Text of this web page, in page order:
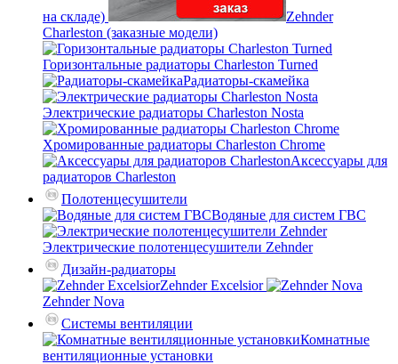
на складе)
Zehnder
Charleston (заказные модели)
Горизонтальные радиаторы Charleston Turned
Радиаторы-скамейка
Электрические радиаторы Charleston Nosta
Хромированные радиаторы Charleston Chrome
Аксессуары для
радиаторов Charleston
Полотенцесушители
Водяные для систем ГВС
Электрические полотенцесушители Zehnder
Дизайн-радиаторы
Zehnder Excelsior
Zehnder Nova
Системы вентиляции
Комнатные
вентиляционные установки